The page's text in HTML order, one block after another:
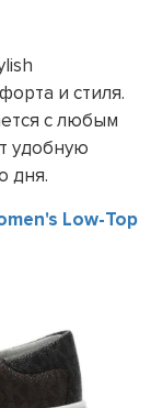
и стиля.
с любым
удобную
дня.
Low-Top